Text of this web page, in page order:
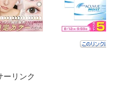
ーリンク